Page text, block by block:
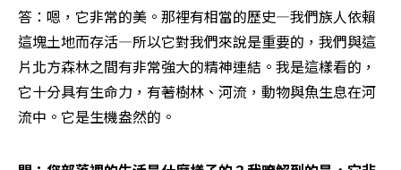
答：嗯，它非常的美。那裡有相當的歷史—我們族人依賴
這塊土地而存活—所以它對我們來說是重要的，我們與這
片北方森林之間有非常強大的精神連結。我是這樣看的，
它十分具有生命力，有著樹林、河流，動物與魚生息在河
流中。它是生機盎然的。